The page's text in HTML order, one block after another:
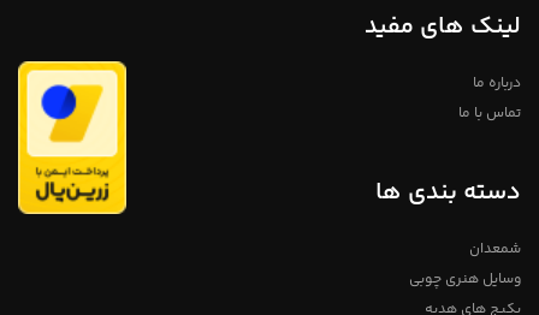
لینک های مفید
درباره ما
تماس با ما
دسته بندی ها
شمعدان
وسایل هنری چوبی
پکیج های هدیه